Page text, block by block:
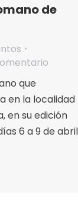
de
que
en la localidad
en su edición
6 a 9 de